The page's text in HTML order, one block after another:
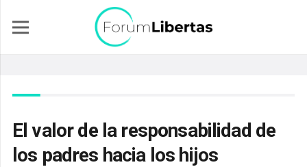
El valor de la responsabilidad de
los padres hacia los hijos